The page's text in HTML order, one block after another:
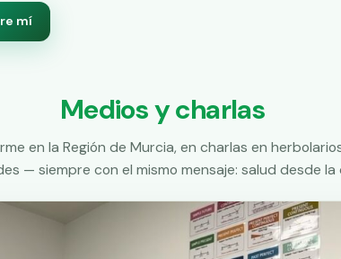
mí
Medios y charlas
en la Región de Murcia, en charlas en
— siempre con el mismo mensaje: salud desde la